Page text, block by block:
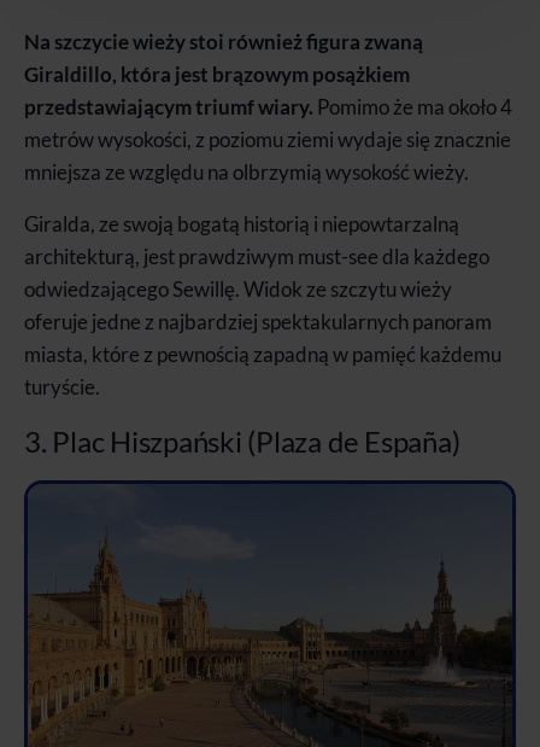
Na szczycie wieży stoi również figura zwaną
Giraldillo, która jest brązowym posążkiem
przedstawiającym triumf wiary. Pomimo że ma około 4
metrów wysokości, z poziomu ziemi wydaje się znacznie
mniejsza ze względu na olbrzymią wysokość wieży.
Giralda, ze swoją bogatą historią i niepowtarzalną
architekturą, jest prawdziwym must-see dla każdego
odwiedzającego Sewillę. Widok ze szczytu wieży
oferuje jedne z najbardziej spektakularnych panoram
miasta, które z pewnością zapadną w pamięć każdemu
turyście.
3. Plac Hiszpański (Plaza de España)